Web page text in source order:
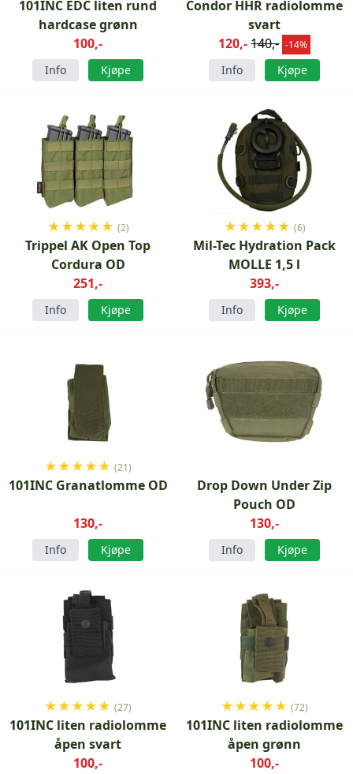
101INC EDC liten rund
hardcase grønn
100,-
Info Kjøpe
Condor HHR radiolomme
svart
120,- 140,- -14%
Info Kjøpe
★★★★★ (2)
Trippel AK Open Top
Cordura OD
251,-
Info Kjøpe
★★★★★ (6)
Mil-Tec Hydration Pack
MOLLE 1,5 l
393,-
Info Kjøpe
★★★★★ (21)
101INC Granatlomme OD
130,-
Info Kjøpe
Drop Down Under Zip
Pouch OD
130,-
Info Kjøpe
★★★★★ (27)
101INC liten radiolomme
åpen svart
100,-
★★★★★ (72)
101INC liten radiolomme
åpen grønn
100,-